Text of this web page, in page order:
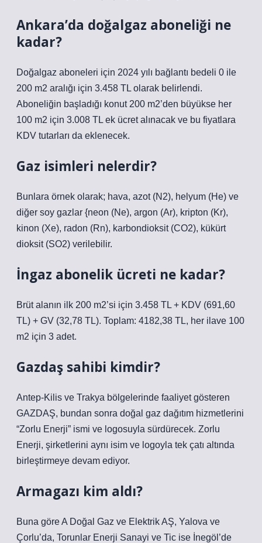
Ankara’da doğalgaz aboneliği ne
kadar?
Doğalgaz aboneleri için 2024 yılı bağlantı bedeli 0 ile
200 m2 aralığı için 3.458 TL olarak belirlendi.
Aboneliğin başladığı konut 200 m2’den büyükse her
100 m2 için 3.008 TL ek ücret alınacak ve bu fiyatlara
KDV tutarları da eklenecek.
Gaz isimleri nelerdir?
Bunlara örnek olarak; hava, azot (N2), helyum (He) ve
diğer soy gazlar {neon (Ne), argon (Ar), kripton (Kr),
kinon (Xe), radon (Rn), karbondioksit (CO2), kükürt
dioksit (SO2) verilebilir.
İngaz abonelik ücreti ne kadar?
Brüt alanın ilk 200 m2’si için 3.458 TL + KDV (691,60
TL) + GV (32,78 TL). Toplam: 4182,38 TL, her ilave 100
m2 için 3 adet.
Gazdaş sahibi kimdir?
Antep-Kilis ve Trakya bölgelerinde faaliyet gösteren
GAZDAŞ, bundan sonra doğal gaz dağıtım hizmetlerini
“Zorlu Enerji” ismi ve logosuyla sürdürecek. Zorlu
Enerji, şirketlerini aynı isim ve logoyla tek çatı altında
birleştirmeye devam ediyor.
Armagazı kim aldı?
Buna göre A Doğal Gaz ve Elektrik AŞ, Yalova ve
Çorlu’da, Torunlar Enerji Sanayi ve Tic ise İnegöl’de